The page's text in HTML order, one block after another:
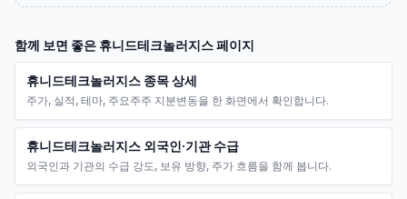
함께 보면 좋은 휴니드테크놀러지스페이지
휴니드테크놀러지스 종목 상세
주가, 실적, 테마, 주요주주 지분변동을 한 화면에서 확인합니다.
휴니드테크놀러지스 외국인·기관 수급
외국인과 기관의 수급 강도, 보유 방향, 주가 흐름을 함께 봅니다.